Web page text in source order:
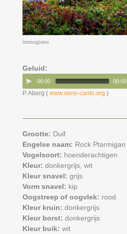
immugianu
Geluid:
00:00 00:00
P. Aberg ( www.xeno-canto.org )
Grootte: Duif
Engelse naam: Rock Ptarmigan
Vogelsoort: hoenderachtigen
Kleur: donkergrijs, wit
Kleur snavel: grijs
Vorm snavel: kip
Oogstreep of oogvlek: rood
Kleur kruin: donkergrijs
Kleur borst: donkergrijs
Kleur buik: wit